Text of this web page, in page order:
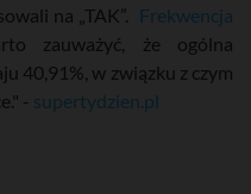
na „TAK”.
Frekwencja
zauważyć, że ogólna
40,91%, w związku z czym
- supertydzien.pl